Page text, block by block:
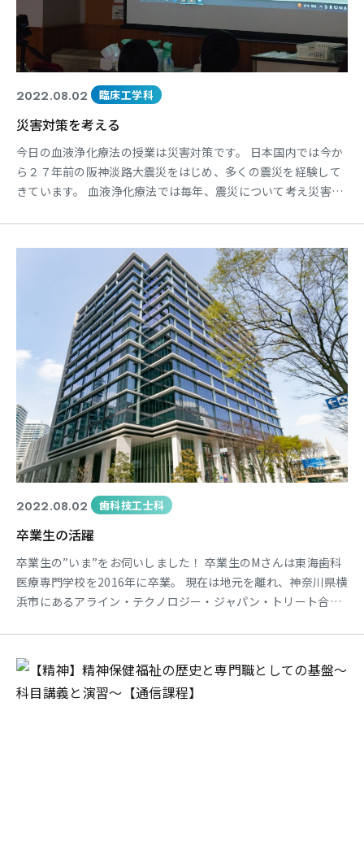
2022.08.02 臨床工学科
災害対策を考える
今日の血液浄化療法の授業は災害対策です。 日本国内では今か
ら２７年前の阪神淡路大震災をはじめ、多くの震災を経験して
きています。 血液浄化療法では毎年、震災について考え災害対
震災の記憶を風化させないために毎年活用しています。 今後、
南海トラフ巨大地震が来ることも想定がされており、学生が医
療従事者となった際には医療従者として何が行えるのか考えま
2022.08.02 歯科技工士科
卒業生の活躍
卒業生の”いま”をお伺いしました！ 卒業生のMさんは東海歯科
医療専門学校を2016年に卒業。 現在は地元を離れ、神奈川県横
浜市にあるアライン・テクノロジー・ジャパン・トリート合同
駅からすぐある、こちらのビルの最上階14階にあるオフィスで
勤務をしています。 現在の職場に入社するまではアナログの一
般的な技工に従事していましたが、現在はCADを